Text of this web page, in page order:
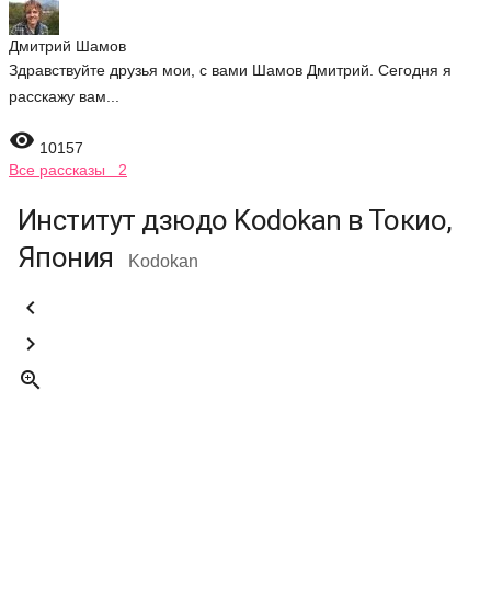
Дмитрий Шамов
Здравствуйте друзья мои, с вами Шамов Дмитрий. Сегодня я
расскажу вам...
 10157
Все рассказы 2
Институт дзюдо Kodokan в Токио,
Япония
Kodokan


